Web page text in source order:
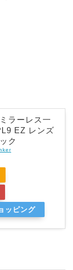
ラーレス一
EZ レンズ
ク
ッピング